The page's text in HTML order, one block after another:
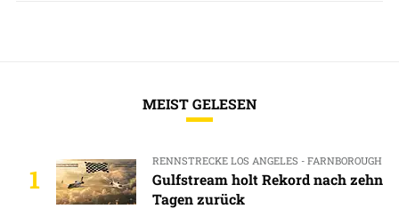
MEIST GELESEN
1
RENNSTRECKE LOS ANGELES - FARNBOROUGH
Gulfstream holt Rekord nach zehn
Tagen zurück